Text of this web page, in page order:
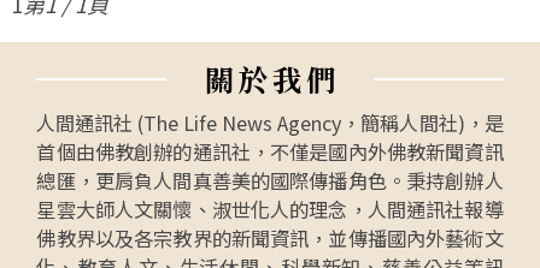
關於我們
人間通訊社 (The Life News Agency，簡稱人間社)，是
首個由佛教創辦的通訊社，不僅是國內外佛教新聞資訊
總匯，更肩負人間真善美的國際傳播角色。秉持創辦人
星雲大師人文關懷、淑世化人的理念，人間通訊社報導
佛教界以及各宗教界的新聞資訊，並傳播國內外藝術文